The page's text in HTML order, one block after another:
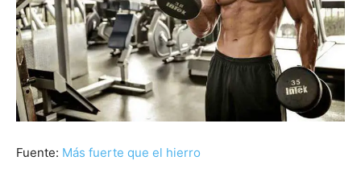
Fuente: Más fuerte que el hierro